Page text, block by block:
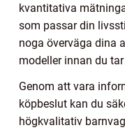
kvantitativa
som passar din
noga överväga dina
modeller innan du
Genom att vara
köpbeslut kan du
högkvalitativ